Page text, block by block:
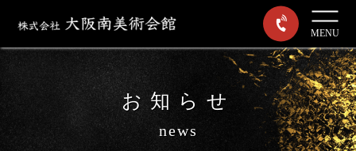
MENU
お知らせ
news